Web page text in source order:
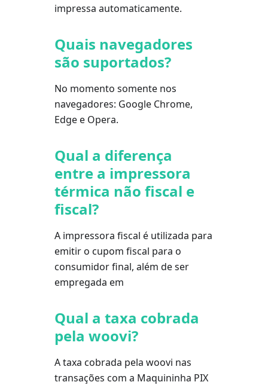
impressa automaticamente.
Quais navegadores
são suportados?
No momento somente nos
navegadores: Google Chrome,
Edge e Opera.
Qual a diferença
entre a impressora
térmica não fiscal e
fiscal?
A impressora fiscal é utilizada para
emitir o cupom fiscal para o
consumidor final, além de ser
empregada em
Qual a taxa cobrada
pela woovi?
A taxa cobrada pela woovi nas
transações com a Maquininha PIX